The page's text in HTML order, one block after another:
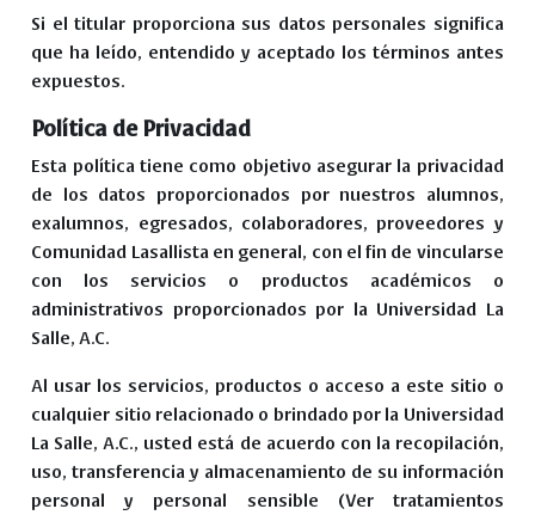
Si el titular proporciona sus datos personales significa
que ha leído, entendido y aceptado los términos antes
expuestos.
Política de Privacidad
Esta política tiene como objetivo asegurar la privacidad
de los datos proporcionados por nuestros alumnos,
exalumnos, egresados, colaboradores, proveedores y
Comunidad Lasallista en general, con el fin de vincularse
con los servicios o productos académicos o
administrativos proporcionados por la Universidad La
Salle, A.C.
Al usar los servicios, productos o acceso a este sitio o
cualquier sitio relacionado o brindado por la Universidad
La Salle, A.C., usted está de acuerdo con la recopilación,
uso, transferencia y almacenamiento de su información
personal y personal sensible (Ver tratamientos